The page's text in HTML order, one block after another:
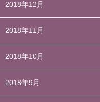
2018年12月
2018年11月
2018年10月
2018年9月